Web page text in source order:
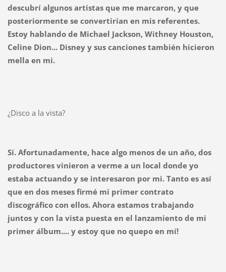
descubrí algunos artistas que me marcaron, y que
posteriormente se convertirían en mis referentes.
Estoy hablando de Michael Jackson, Withney Houston,
Celine Dion... Disney y sus canciones también hicieron
mella en mi.
¿Disco a la vista?
Sí. Afortunadamente, hace algo menos de un año, dos
productores vinieron a verme a un local donde yo
estaba actuando y se interesaron por mi. Tanto es así
que en dos meses firmé mi primer contrato
discográfico con ellos. Ahora estamos trabajando
juntos y con la vista puesta en el lanzamiento de mi
primer álbum.... y estoy que no quepo en mí!